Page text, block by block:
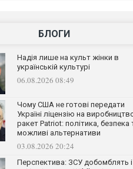
БЛОГИ
Надія лише на культ жінки в
українській культурі
06.08.2026 08:49
Чому США не готові передати
Україні ліцензію на
ракет Patriot: політика, безпека
можливі альтернативи
03.08.2026 20:24
Перспектива: ЗСУ добомблять і